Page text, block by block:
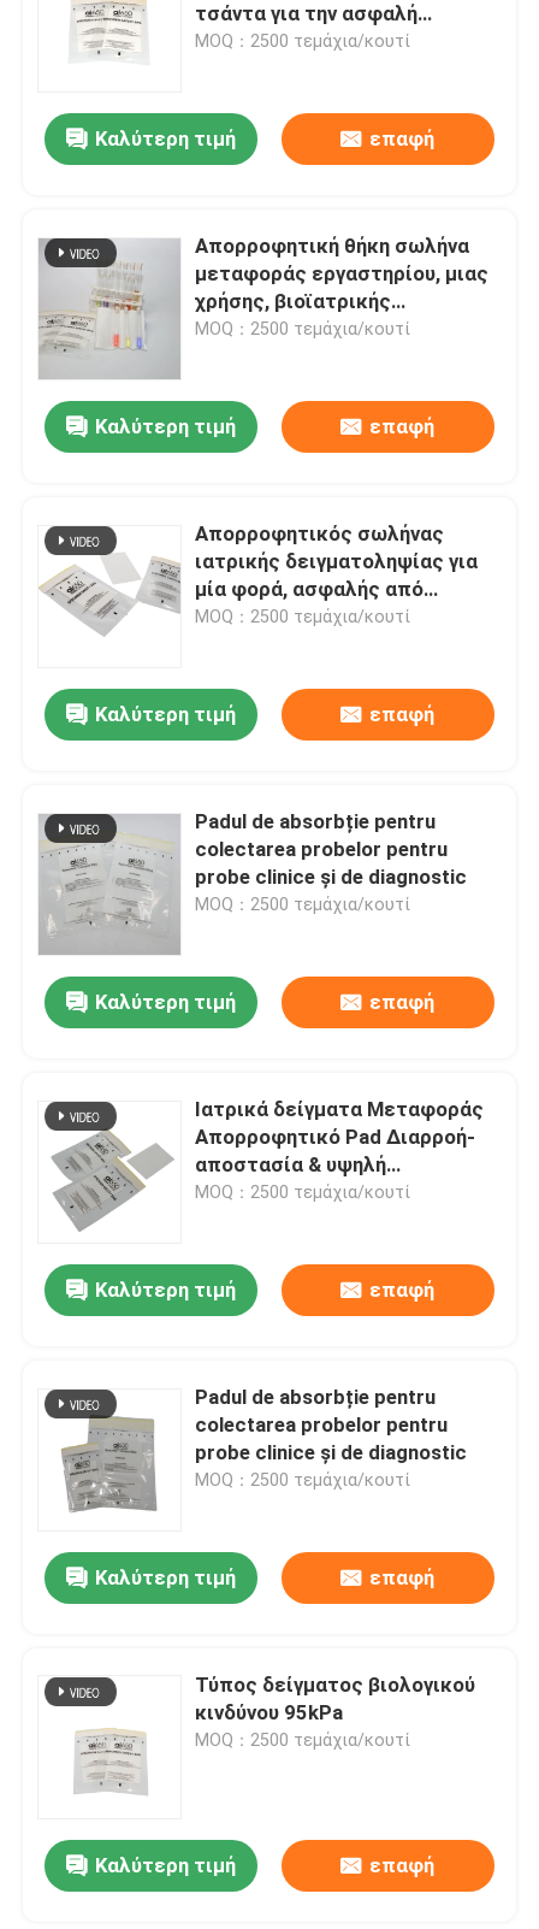
Σπίτι
Προϊόντα
Σχετικά με εμάς
Έλεγχος ποιότητας
Ειδήσεις
Ζητήστε μια προσφορά
95Kpa τσάντες
τσάντα για την ασφαλή
μεταφορά αιμοσωλήνων και
MOQ：2500 τεμάχια/κουτί
Καλύτερη τιμή επαφή
Απορροφητική θήκη σωλήνα
μεταφοράς εργαστηρίου, μιας
χρήσης, βιοϊατρικής
ποιότητας, για ασφαλή
MOQ：2500 τεμάχια/κουτί
Καλύτερη τιμή επαφή
Απορροφητικός σωλήνας
ιατρικής δειγματοληψίας για
μία φορά, ασφαλής από
βιολογικό κίνδυνο, ιδανικός για
MOQ：2500 τεμάχια/κουτί
Καλύτερη τιμή επαφή
Padul de absorbție pentru
colectarea probelor pentru
probe clinice și de diagnostic
MOQ：2500 τεμάχια/κουτί
Καλύτερη τιμή επαφή
Ιατρικά δείγματα Μεταφοράς
Απορροφητικό Pad Διαρροή-
αποστασία & υψηλή
απορρόφηση
MOQ：2500 τεμάχια/κουτί
Καλύτερη τιμή επαφή
Padul de absorbție pentru
colectarea probelor pentru
probe clinice și de diagnostic
MOQ：2500 τεμάχια/κουτί
Καλύτερη τιμή επαφή
Τύπος δείγματος βιολογικού
κινδύνου 95kPa
MOQ：2500 τεμάχια/κουτί
Καλύτερη τιμή επαφή